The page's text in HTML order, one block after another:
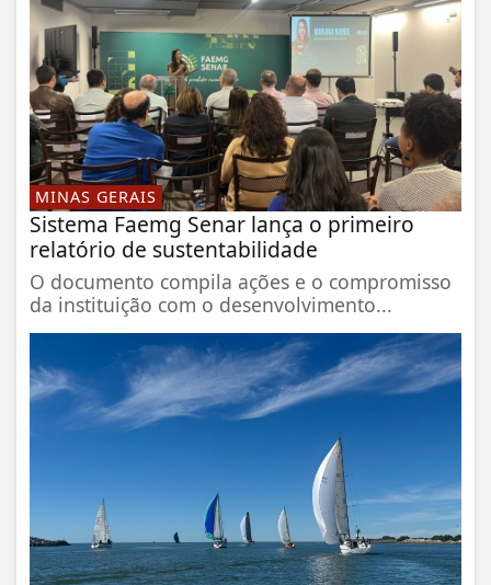
MINAS GERAIS
Sistema Faemg Senar lança o primeiro
relatório de sustentabilidade
O documento compila ações e o compromisso
da instituição com o desenvolvimento...